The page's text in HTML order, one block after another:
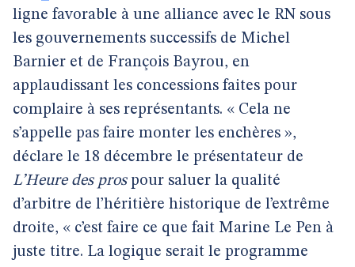
ligne favorable à une alliance avec le RN sous
les gouvernements successifs de Michel
Barnier et de François Bayrou, en
applaudissant les concessions faites pour
complaire à ses représentants. « Cela ne
s’appelle pas faire monter les enchères »,
déclare le 18 décembre le présentateur de
L’Heure des prospour saluer la qualité
d’arbitre de l’héritière historique de l’extrême
droite, « c’est faire ce que fait Marine Le Pen à
juste titre. La logique serait le programme